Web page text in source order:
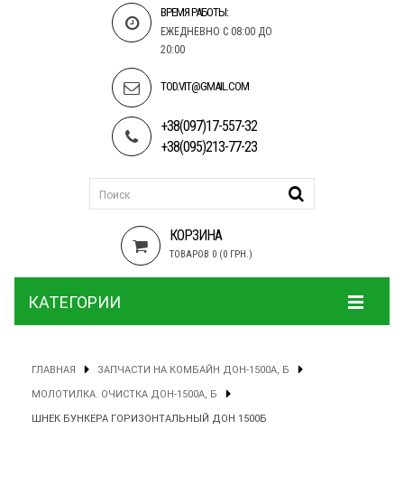
ВРЕМЯ РАБОТЫ:
ЕЖЕДНЕВНО С 08:00 ДО
20:00
TOD.VIT@GMAIL.COM
+38(097)17-557-32
+38(095)213-77-23
КОРЗИНА
ТОВАРОВ 0 (0 ГРН.)
КАТЕГОРИИ
ГЛАВНАЯ ЗАПЧАСТИ НА КОМБАЙН ДОН-1500А, Б
МОЛОТИЛКА. ОЧИСТКА ДОН-1500А, Б
ШНЕК БУНКЕРА ГОРИЗОНТАЛЬНЫЙ ДОН 1500Б